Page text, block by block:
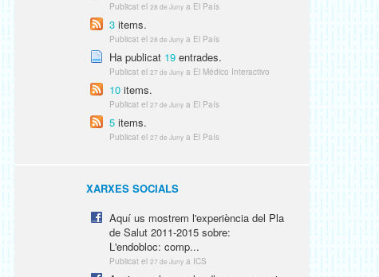
Publicat el 28 de Juny a El País
3 items.
Publicat el 28 de Juny a El País
Ha publicat 19 entrades.
Publicat el 27 de Juny a El Médico Interactivo
10 items.
Publicat el 27 de Juny a El País
5 items.
Publicat el 27 de Juny a El País
XARXES SOCIALS
Aquí us mostrem l'experiència del Pla
de Salut 2011-2015 sobre:
L'endobloc: comp...
Publicat el 27 de Juny a ICS